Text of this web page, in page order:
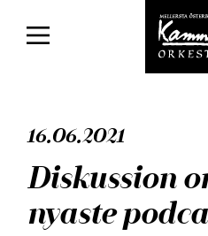
Biljetter
För publiken
16.06.2021
Diskussion
nyaste